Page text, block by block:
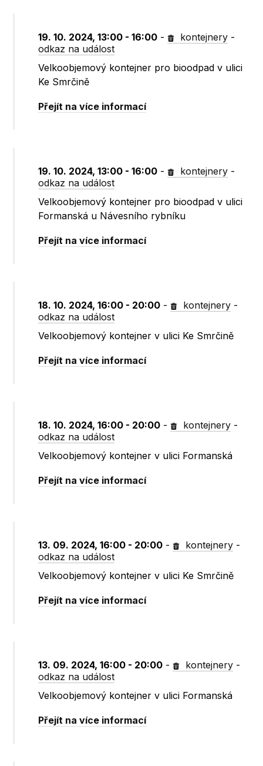
19. 10. 2024, 13:00 - 16:00 - kontejnery -
odkaz na událost
Velkoobjemový kontejner pro bioodpad v ulici
Ke Smrčině
Přejít na více informací
19. 10. 2024, 13:00 - 16:00 - kontejnery -
odkaz na událost
Velkoobjemový kontejner pro bioodpad v ulici
Formanská u Návesního rybníku
Přejít na více informací
18. 10. 2024, 16:00 - 20:00 - kontejnery -
odkaz na událost
Velkoobjemový kontejner v ulici Ke Smrčině
Přejít na více informací
18. 10. 2024, 16:00 - 20:00 - kontejnery -
odkaz na událost
Velkoobjemový kontejner v ulici Formanská
Přejít na více informací
13. 09. 2024, 16:00 - 20:00 - kontejnery -
odkaz na událost
Velkoobjemový kontejner v ulici Ke Smrčině
Přejít na více informací
13. 09. 2024, 16:00 - 20:00 - kontejnery -
odkaz na událost
Velkoobjemový kontejner v ulici Formanská
Přejít na více informací